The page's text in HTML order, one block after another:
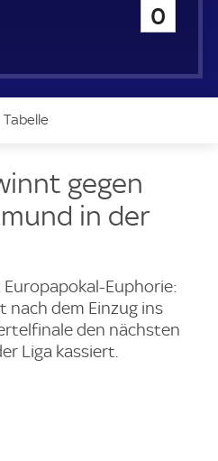
e
0
Tabelle
gegen
in der
Euphorie:
dem Einzug ins
den nächsten
Liga kassiert.